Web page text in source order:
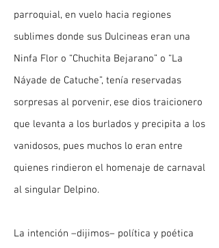
parroquial, en vuelo hacia regiones
sublimes donde sus Dulcineas eran una
Ninfa Flor o “Chuchita Bejarano” o “La
Náyade de Catuche”, tenía reservadas
sorpresas al porvenir, ese dios traicionero
que levanta a los burlados y precipita a los
vanidosos, pues muchos lo eran entre
quienes rindieron el homenaje de carnaval
al singular Delpino.
La intención –dijimos– política y poética